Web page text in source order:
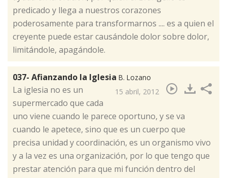
predicado y llega a nuestros corazones
poderosamente para transformarnos .... es a quien el
creyente puede estar causándole dolor sobre dolor,
limitándole, apagándole.
037- Afianzando la Iglesia B. Lozano
15 abril, 2012
​La iglesia no es un
supermercado que cada
uno viene cuando le parece oportuno, y se va
cuando le apetece, sino que es un cuerpo que
precisa unidad y coordinación, es un organismo vivo
y a la vez es una organización, por lo que tengo que
prestar atención para que mi función dentro del